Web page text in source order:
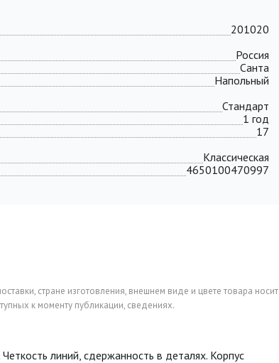
201020
Россия
Санта
Напольный
Стандарт
1 год
17
Классическая
4650100470997
стране изготовления, внешнем виде и цвете товара носит
к моменту публикации, сведениях.
линий, сдержанность в деталях. Корпус